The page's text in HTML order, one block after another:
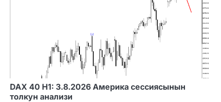
DAX 40 H1: 3.8.2026 Америка сессиясынын
толкун анализи